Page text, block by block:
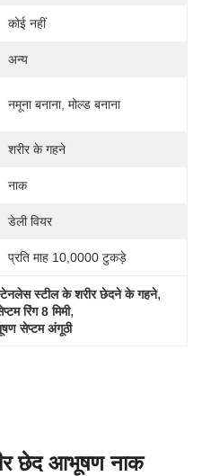
कोई नहीं
अन्य
नमूना बनाना, मोल्ड बनाना
शरीर के गहने
नाक
डेली वियर
प्रति माह 10,0000 टुकड़े
स्टील के शरीर छेदने के गहने,
रिंग 8 मिमी,
सेप्टम अंगूठी
छेद आभूषण नाक